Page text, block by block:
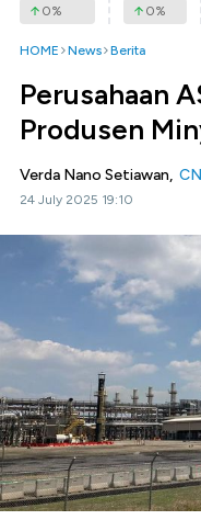
0% 0%
HOME News Berita
Perusahaan
Produsen
Verda Nano Setiawan,
24 July 2025 19:10